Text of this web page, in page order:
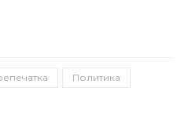
Политика